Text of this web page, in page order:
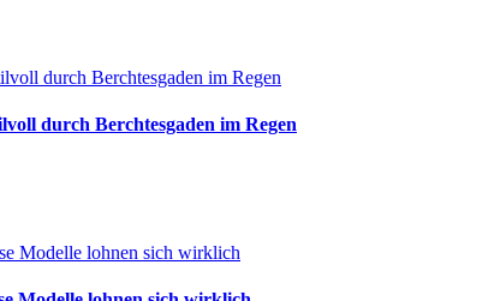
durch Berchtesgaden im Regen